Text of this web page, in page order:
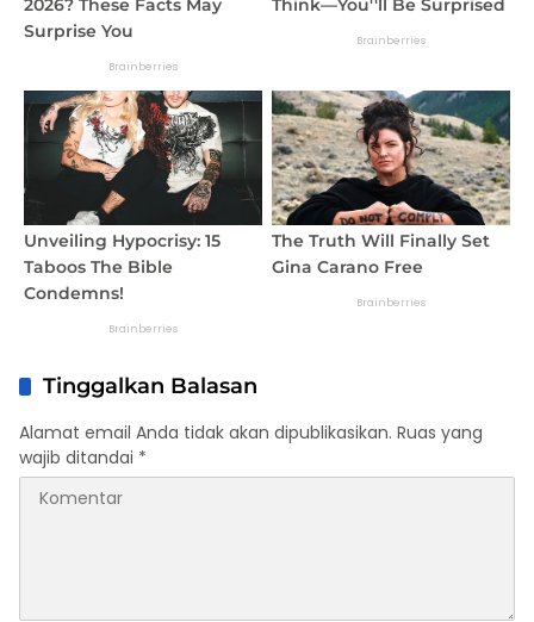
Tinggalkan Balasan
Alamat email Anda tidak akan dipublikasikan. Ruas yang
wajib ditandai *